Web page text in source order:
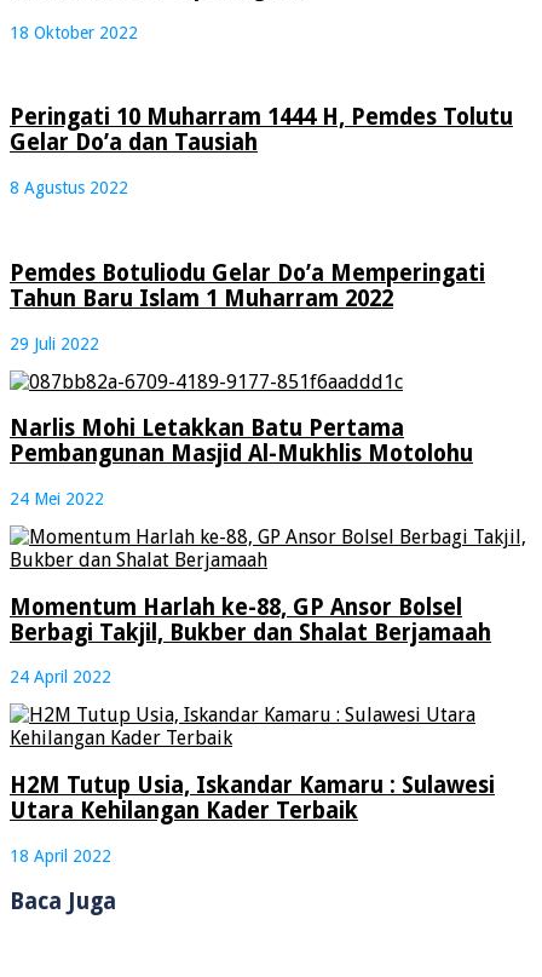
18 Oktober 2022
Peringati 10 Muharram 1444 H, Pemdes Tolutu
Gelar Do’a dan Tausiah
8 Agustus 2022
Pemdes Botuliodu Gelar Do’a Memperingati
Tahun Baru Islam 1 Muharram 2022
29 Juli 2022
Narlis Mohi Letakkan Batu Pertama
Pembangunan Masjid Al-Mukhlis Motolohu
24 Mei 2022
Momentum Harlah ke-88, GP Ansor Bolsel
Berbagi Takjil, Bukber dan Shalat Berjamaah
24 April 2022
H2M Tutup Usia, Iskandar Kamaru : Sulawesi
Utara Kehilangan Kader Terbaik
18 April 2022
Baca Juga